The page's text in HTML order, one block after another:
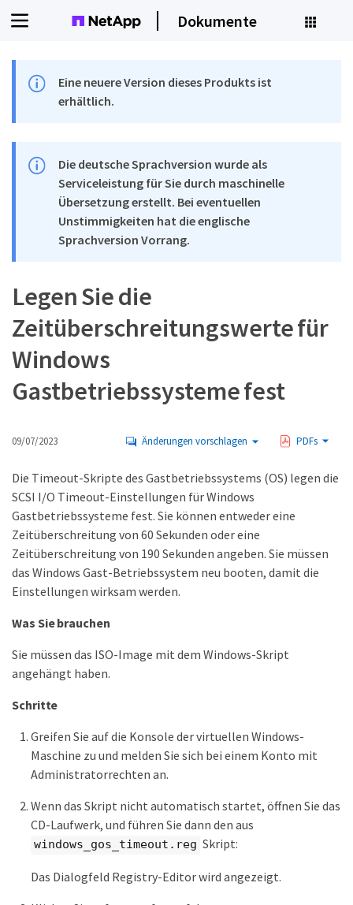
Dokumente
Eine neuere Version dieses Produkts ist
erhältlich.
Die deutsche Sprachversion wurde als
Serviceleistung für Sie durch maschinelle
Übersetzung erstellt. Bei eventuellen
Unstimmigkeiten hat die englische
Sprachversion Vorrang.
Legen Sie die
Zeitüberschreitungswerte für
Windows
Gastbetriebssysteme fest
09/07/2023 Änderungen vorschlagen PDFs
Die Timeout-Skripte des Gastbetriebssystems (OS) legen die
SCSI I/O Timeout-Einstellungen für Windows
Gastbetriebssysteme fest. Sie können entweder eine
Zeitüberschreitung von 60 Sekunden oder eine
Zeitüberschreitung von 190 Sekunden angeben. Sie müssen
das Windows Gast-Betriebssystem neu booten, damit die
Einstellungen wirksam werden.
Was Sie brauchen
Sie müssen das ISO-Image mit dem Windows-Skript
angehängt haben.
Schritte
Greifen Sie auf die Konsole der virtuellen Windows-
Maschine zu und melden Sie sich bei einem Konto mit
Administratorrechten an.
Wenn das Skript nicht automatisch startet, öffnen Sie das
CD-Laufwerk, und führen Sie dann den aus
windows_gos_timeout.reg Skript:
Das Dialogfeld Registry-Editor wird angezeigt.